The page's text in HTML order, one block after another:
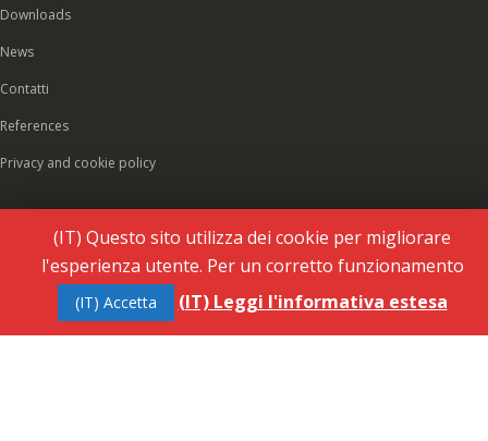
Downloads
News
Contatti
References
Privacy and cookie policy
(IT) Questo sito utilizza dei cookie per migliorare
l'esperienza utente. Per un corretto funzionamento
(IT) Accetta (IT) Leggi l'informativa estesa